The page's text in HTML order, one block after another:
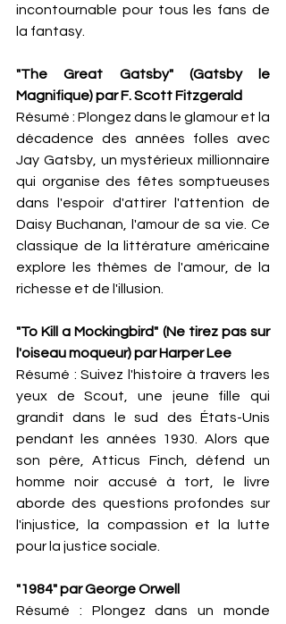
incontournable pour tous les fans de
la fantasy.
"The Great Gatsby" (Gatsby le
Magnifique) par F. Scott Fitzgerald
Résumé : Plongez dans le glamour et la
décadence des années folles avec
Jay Gatsby, un mystérieux millionnaire
qui organise des fêtes somptueuses
dans l'espoir d'attirer l'attention de
Daisy Buchanan, l'amour de sa vie. Ce
classique de la littérature américaine
explore les thèmes de l'amour, de la
richesse et de l'illusion.
"To Kill a Mockingbird" (Ne tirez pas sur
l'oiseau moqueur) par Harper Lee
Résumé : Suivez l'histoire à travers les
yeux de Scout, une jeune fille qui
grandit dans le sud des États-Unis
pendant les années 1930. Alors que
son père, Atticus Finch, défend un
homme noir accusé à tort, le livre
aborde des questions profondes sur
l'injustice, la compassion et la lutte
pour la justice sociale.
"1984" par George Orwell
Résumé : Plongez dans un monde